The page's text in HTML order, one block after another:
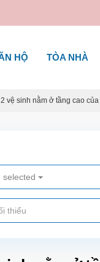
HỘ TÒA NHÀ
vệ sinh nằm ở tầng cao
selected